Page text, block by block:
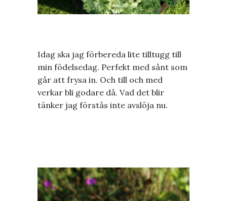
Idag ska jag förbereda lite tilltugg till
min födelsedag. Perfekt med sånt som
går att frysa in. Och till och med
verkar bli godare då. Vad det blir
tänker jag förstås inte avslöja nu.